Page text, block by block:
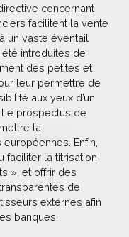
concernant
facilitent la vente
un vaste éventail
introduites de
des petites et
leur permettre de
aux yeux d’un
Le prospectus de
la
Enfin,
faciliter la titrisation
», et offrir des
de
externes afin
banques.